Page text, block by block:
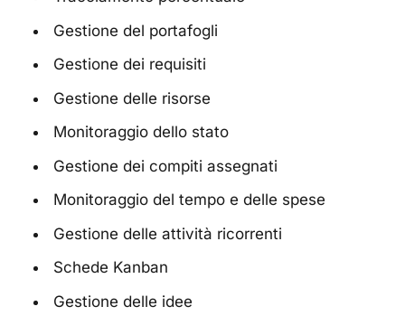
Gestione del portafogli
Gestione dei requisiti
Gestione delle risorse
Monitoraggio dello stato
Gestione dei compiti assegnati
Monitoraggio del tempo e delle spese
Gestione delle attività ricorrenti
Schede Kanban
Gestione delle idee